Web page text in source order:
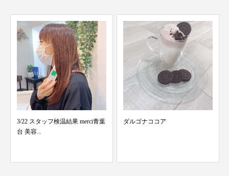
ダルゴナココア 谷崎のLINE